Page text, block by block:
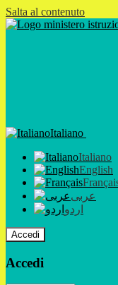
Salta al contenuto
Italiano
Italiano
English
عربى
اردو
Accedi
Accedi